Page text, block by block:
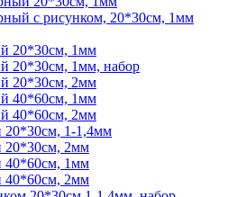
с рисунком, 20*30см, 1мм
20*30см, 1мм
20*30см, 1мм, набор
20*30см, 2мм
40*60см, 1мм
40*60см, 2мм
20*30см, 1-1,4мм
20*30см, 2мм
40*60см, 1мм
40*60см, 2мм